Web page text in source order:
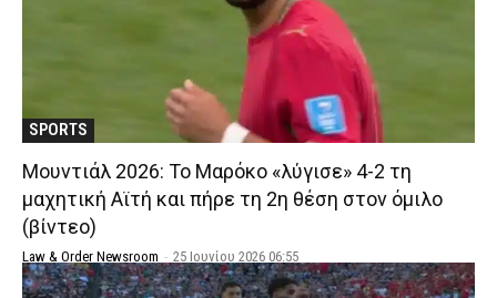
SPORTS
Μουντιάλ 2026: Το Μαρόκο «λύγισε» 4-2 τη
μαχητική Αϊτή και πήρε τη 2η θέση στον όμιλο
(βίντεο)
Law & Order Newsroom - 25 Ιουνίου 2026 06:55